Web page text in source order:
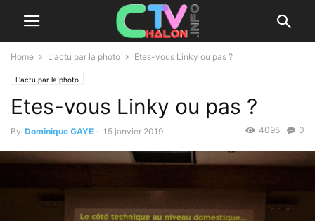
Home L'actu par la photo Etes-vous Linky ou pas ?
L'actu par la photo
Etes-vous Linky ou pas ?
By Dominique GAYE - 15 janvier 2019 0
4095